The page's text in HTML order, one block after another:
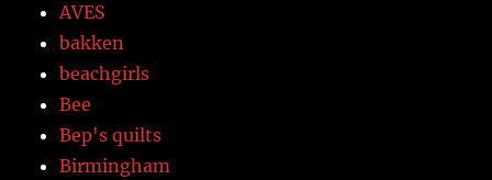
AVES
bakken
beachgirls
Bee
Bep's quilts
Birmingham